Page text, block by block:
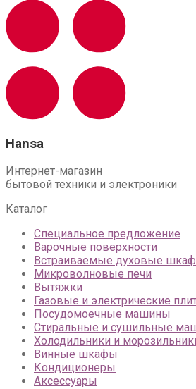
Hansa
Интернет-магазин
бытовой техники и электроники
Каталог
Специальное предложение
Варочные поверхности
Встраиваемые духовые
Микроволновые печи
Вытяжки
Газовые и электрические
Посудомоечные машины
Стиральные и сушильные
Холодильники и
Винные шкафы
Кондиционеры
Аксессуары